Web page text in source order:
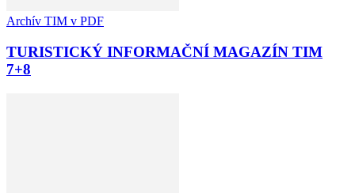
Archív TIM v PDF
TURISTICKÝ INFORMAČNÍ MAGAZÍN TIM
7+8